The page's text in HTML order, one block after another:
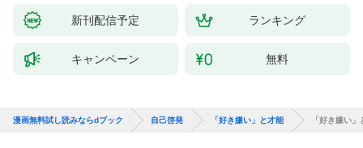
新刊配信予定 ランキング
キャンペーン 無料
漫画無料試し読みならdブック 自己啓発 「好き嫌い」と才能 「好き嫌い」